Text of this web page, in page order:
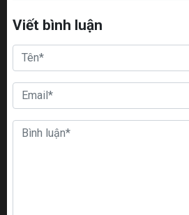
Viết bình luận